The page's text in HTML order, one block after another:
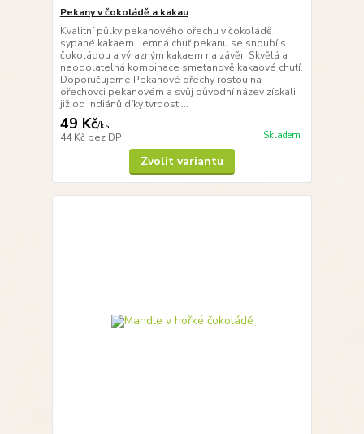
Pekany v čokoládě a kakau
Kvalitní půlky pekanového ořechu v čokoládě
sypané kakaem. Jemná chuť pekanu se snoubí s
čokoládou a výrazným kakaem na závěr. Skvělá a
neodolatelná kombinace smetanově kakaové chutí.
Doporučujeme.Pekanové ořechy rostou na
ořechovci pekanovém a svůj původní název získali
již od Indiánů díky tvrdosti...
49 Kč/ks
44 Kč bez DPH Skladem
Zvolit variantu